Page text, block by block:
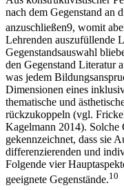
nach dem Gegenstand an
anzuschließen9, womit
Lehrenden auszufüllende
Gegenstandsauswahl
den Gegenstand Literatur
was jedem
Dimensionen eines
thematische und
rückzukoppeln (vgl.
Kagelmann 2014). Solche
gekennzeichnet, dass sie
differenzierenden und
Folgende vier
geeignete Gegenstände.10